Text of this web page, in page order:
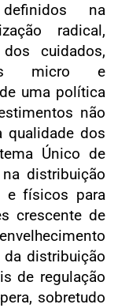
na
radical,
cuidados,
micro e
uma política
não
qualidade dos
Único de
distribuição
e físicos para
crescente de
distribuição
de regulação
sobretudo